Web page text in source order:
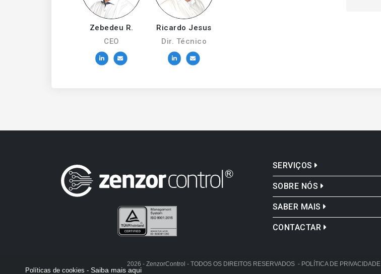
Zebedeu R.
CEO
Ricardo Jesus
Dir. Técnico
SERVIÇOS
SOBRE NÓS
SABER MAIS
CONTACTAR
2026 - ZenzorControl - TODOS OS DIREITOS RESERVADOS - POLÍTICA DE PRIVACIDADE
Políticas de cookies - Saiba mais aqui